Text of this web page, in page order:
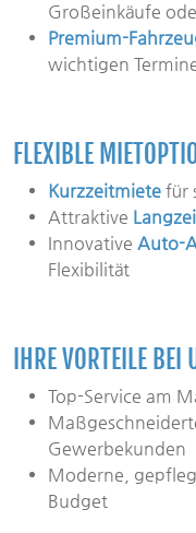
Großeinkäufe
Premium-
wichtigen
FLEXIBLE
Kurzzeitmiete für
Attraktive
Innovative Auto-
Flexibilität
IHRE VORTEILE BEI
Top-Service am
Gewerbekunden
Moderne,
Budget